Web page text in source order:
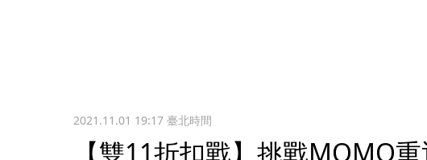
2021.11.01 19:17臺北時間
【雙11折扣戰】挑戰MOMO